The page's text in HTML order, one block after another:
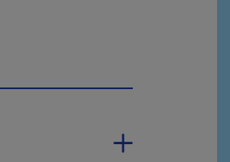
s'ouvrira dans une nouvelle fenêtre.